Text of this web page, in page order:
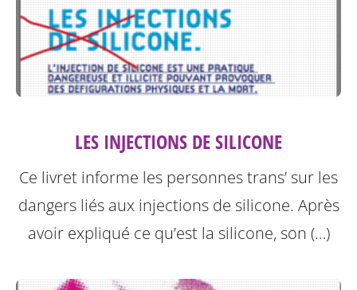
LES INJECTIONS DE SILICONE
Ce livret informe les personnes trans’ sur les
dangers liés aux injections de silicone. Après
avoir expliqué ce qu’est la silicone, son (…)